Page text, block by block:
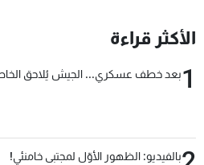
الأكثر قراءة
1بعد خطف عسكري... الجيش يُلاحق
بالفيديو: الظهور الأوّل لمجتبى خامنئي!